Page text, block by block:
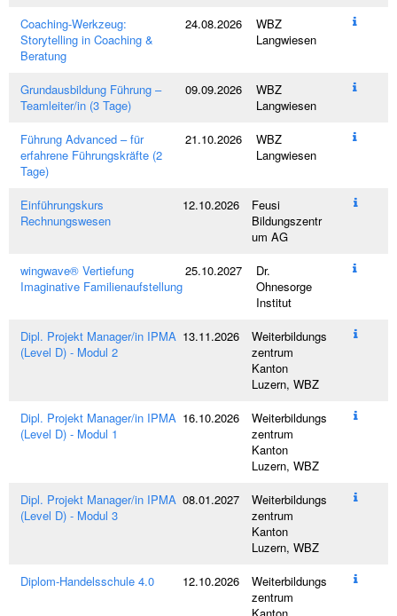
Coaching-Werkzeug:
Storytelling in Coaching &
Beratung
24.08.2026
WBZ
Langwiesen
Grundausbildung Führung –
Teamleiter/in (3 Tage)
09.09.2026
WBZ
Langwiesen
Führung Advanced – für
erfahrene Führungskräfte (2
Tage)
21.10.2026
WBZ
Langwiesen
Einführungskurs
Rechnungswesen
12.10.2026
Feusi
Bildungszentr
um AG
wingwave® Vertiefung
Imaginative Familienaufstellung
25.10.2027
Dr.
Ohnesorge
Institut
Dipl. Projekt Manager/in IPMA
(Level D) - Modul 2
13.11.2026
Weiterbildungs
zentrum
Kanton
Luzern, WBZ
Dipl. Projekt Manager/in IPMA
(Level D) - Modul 1
16.10.2026
Weiterbildungs
zentrum
Kanton
Luzern, WBZ
Dipl. Projekt Manager/in IPMA
(Level D) - Modul 3
08.01.2027
Weiterbildungs
zentrum
Kanton
Luzern, WBZ
Diplom-Handelsschule 4.0
12.10.2026
Weiterbildungs
zentrum